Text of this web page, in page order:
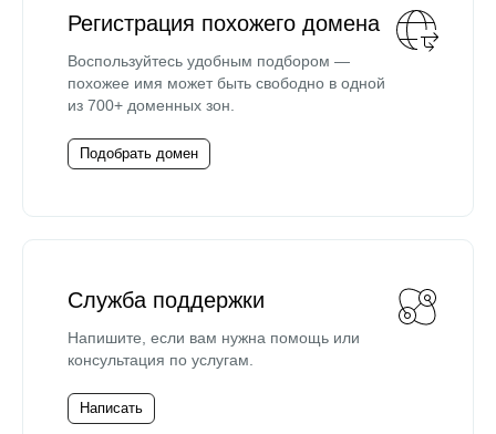
Регистрация похожего домена
Воспользуйтесь удобным подбором —
похожее имя может быть свободно в одной
из 700+ доменных зон.
Подобрать домен
Служба поддержки
Напишите, если вам нужна помощь или
консультация по услугам.
Написать